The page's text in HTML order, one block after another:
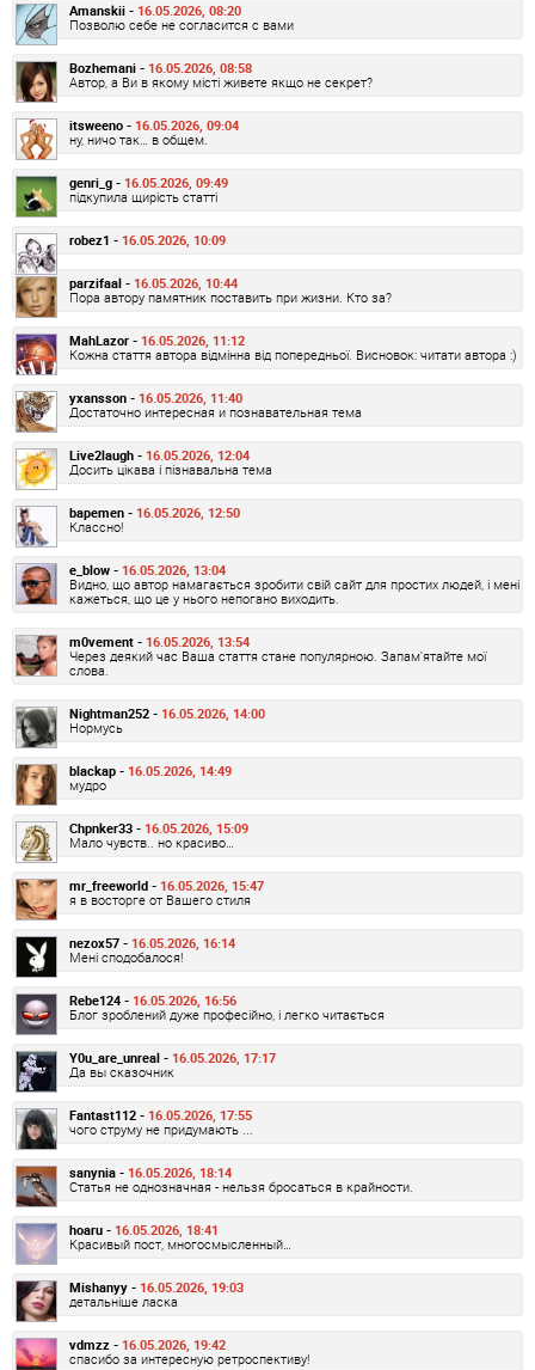
Amanskii - 16.05.2026, 08:20
Позволю себе не согласится с вами
Bozhemani - 16.05.2026, 08:58
Автор, а Ви в якому місті живете якщо не секрет?
itsweeno - 16.05.2026, 09:04
ну, ничо так… в общем.
genri_g - 16.05.2026, 09:49
підкупила щирість статті
robez1 - 16.05.2026, 10:09
parzifaal - 16.05.2026, 10:44
Пора автору памятник поставить при жизни. Кто за?
MahLazor - 16.05.2026, 11:12
Кожна стаття автора відмінна від попередньої. Висновок: читати автора :)
yxansson - 16.05.2026, 11:40
Достаточно интересная и познавательная тема
Live2laugh - 16.05.2026, 12:04
Досить цікава і пізнавальна тема
bapemen - 16.05.2026, 12:50
Классно!
e_blow - 16.05.2026, 13:04
Видно, що автор намагається зробити свій сайт для простих людей, і мені
кажеться, що це у нього непогано виходить.
m0vement - 16.05.2026, 13:54
Через деякий час Ваша стаття стане популярною. Запам'ятайте мої
слова.
Nightman252 - 16.05.2026, 14:00
Нормусь
blackap - 16.05.2026, 14:49
мудро
Chpnker33 - 16.05.2026, 15:09
Мало чувств.. но красиво…
mr_freeworld - 16.05.2026, 15:47
я в восторге от Вашего стиля
nezox57 - 16.05.2026, 16:14
Мені сподобалося!
Rebe124 - 16.05.2026, 16:56
Блог зроблений дуже професійно, і легко читається
Y0u_are_unreal - 16.05.2026, 17:17
Да вы сказочник
Fantast112 - 16.05.2026, 17:55
чого струму не придумають ...
sanynia - 16.05.2026, 18:14
Статья не однозначная - нельзя бросаться в крайности.
hoaru - 16.05.2026, 18:41
Красивый пост, многосмысленный…
Mishanyy - 16.05.2026, 19:03
детальніше ласка
vdmzz - 16.05.2026, 19:42
спасибо за интересную ретроспективу!